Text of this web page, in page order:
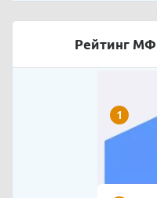
Рейтинг
1